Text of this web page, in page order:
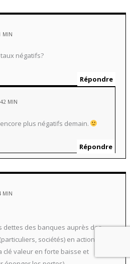
MIN
négatifs?
Répondre
MIN
plus négatifs demain.
Répondre
MIN
dettes des banques auprès des
sociétés) en actions des
clé valeur en forte baisse et